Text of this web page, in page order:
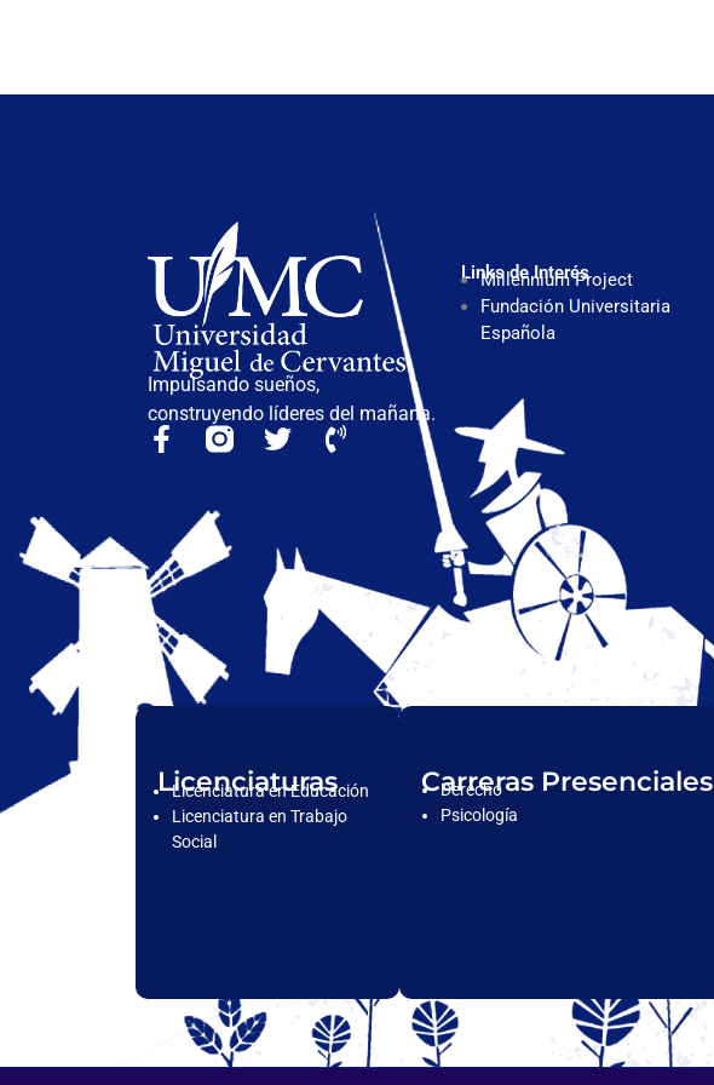
Impulsando sueños,
construyendo líderes del mañana.
Links de Interés
Millennium Project
Fundación Universitaria
Española
Licenciaturas
Licenciatura en Educación
Licenciatura en Trabajo
Social
Carreras Presenciales
Derecho
Psicología